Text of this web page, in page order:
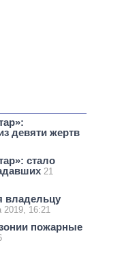
девяти жертв
стало
21
владельцу
2019, 16:21
пожарные